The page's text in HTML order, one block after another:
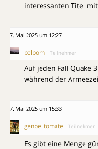
interessanten Titel
7. Mai 2025 um 12:27
belborn Teilnehmer
Auf jeden Fall Quake
während der
7. Mai 2025 um 15:33
genpei tomate Teilnehmer
Es gibt eine Menge